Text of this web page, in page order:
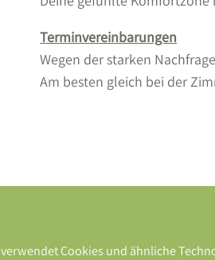
verwendet Cookies und ähnliche
Terminvereinbarungen
Wegen der starken
Am besten gleich bei der